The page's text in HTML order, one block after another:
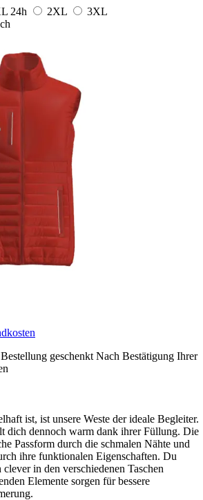
24h 2XL
3XL
geschenkt Nach Bestätigung Ihrer
ist, ist unsere Weste der ideale Begleiter.
dich dennoch warm dank ihrer Füllung. Die
Passform durch die schmalen Nähte und
ihre funktionalen Eigenschaften. Du
in den verschiedenen Taschen
Elemente sorgen für bessere